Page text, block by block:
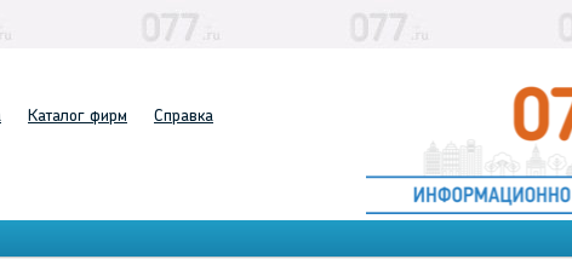
Каталог фирм Справка